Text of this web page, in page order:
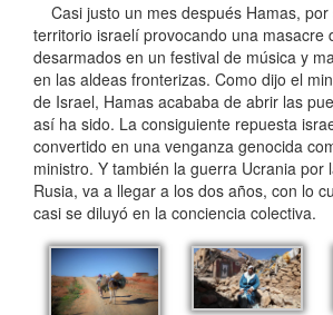
Casi justo un mes después Hamas, por
territorio israelí provocando una masacre
desarmados en un festival de música y
en las aldeas fronterizas. Como dijo el
de Israel, Hamas acababa de abrir las
así ha sido. La consiguiente repuesta
convertido en una venganza genocida
ministro. Y también la guerra Ucrania por
Rusia, va a llegar a los dos años, con lo
casi se diluyó en la conciencia colectiva.